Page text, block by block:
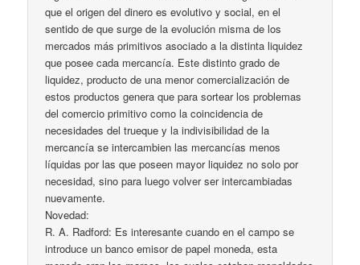
que el origen del dinero es evolutivo y social, en el
sentido de que surge de la evolución misma de los
mercados más primitivos asociado a la distinta liquidez
que posee cada mercancía. Este distinto grado de
liquidez, producto de una menor comercialización de
estos productos genera que para sortear los problemas
del comercio primitivo como la coincidencia de
necesidades del trueque y la indivisibilidad de la
mercancía se intercambien las mercancías menos
líquidas por las que poseen mayor liquidez no solo por
necesidad, sino para luego volver ser intercambiadas
nuevamente.
Novedad:
R. A. Radford: Es interesante cuando en el campo se
introduce un banco emisor de papel moneda, esta